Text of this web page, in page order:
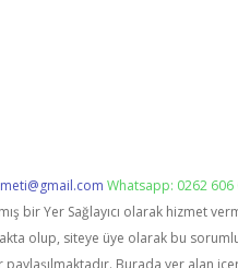
Whatsapp: 0262 606
bir Yer Sağlayıcı olarak
olup, siteye üye olarak bu
paylaşılmaktadır. Burada yer